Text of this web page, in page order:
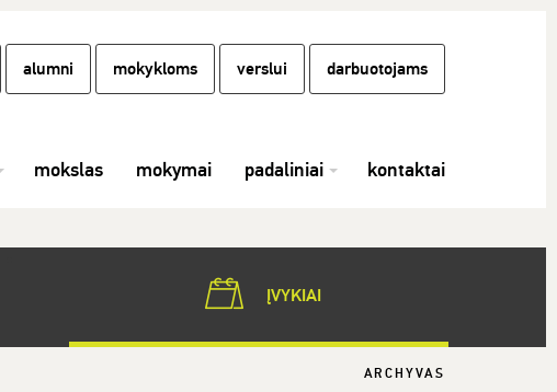
alumni mokykloms verslui darbuotojams
mokslas mokymai padaliniai kontaktai
ĮVYKIAI
ARCHYVAS